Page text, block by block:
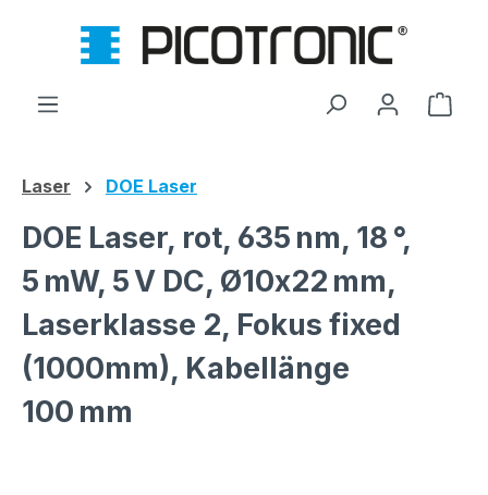
Zum Hauptinhalt springen
Laser DOE Laser
DOE Laser, rot, 635 nm, 18 °,
5 mW, 5 V DC, Ø10x22 mm,
Laserklasse 2, Fokus fixed
(1000mm), Kabellänge
100 mm